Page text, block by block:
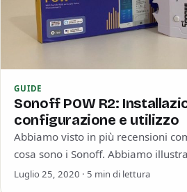
GUIDE
Sonoff POW R2:
configurazione e utilizzo
Abbiamo visto in più recensioni
cosa sono i Sonoff. Abbiamo
configurare il Sonoff…
Luglio 25, 2020 · 5 min di lettura